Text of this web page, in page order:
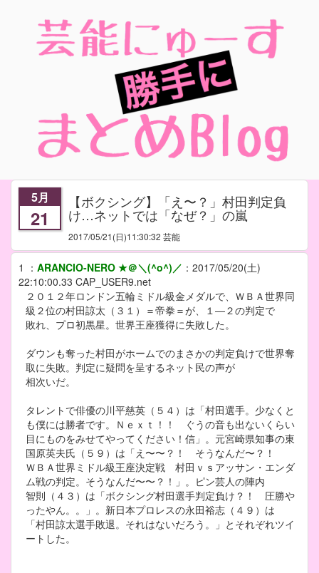
5月
21
【ボクシング】「え〜？」村田判定負
け…ネットでは「なぜ？」の嵐
2017/05/21 (日)11:30:32 芸能
1 ： ARANCIO-NERO ★＠＼(^o^)／ ： 2017/05/20(土)
22:10:00.33 CAP_USER9.net
２０１２年ロンドン五輪ミドル級金メダルで、ＷＢＡ世界同
級２位の村田諒太（３１）＝帝拳＝が、１―２の判定で
敗れ、プロ初黒星。世界王座獲得に失敗した。
ダウンも奪った村田がホームでのまさかの判定負けで世界奪
取に失敗。判定に疑問を呈するネット民の声が
相次いだ。
タレントで俳優の川平慈英（５４）は「村田選手。少なくと
も僕には勝者です。Ｎｅｘｔ！！ ぐうの音も出ないくらい
目にものをみせてやってください！信」。元宮崎県知事の東
国原英夫氏（５９）は「え〜〜？！ そうなんだ〜？！
ＷＢＡ世界ミドル級王座決定戦 村田ｖｓアッサン・エンダ
ム戦の判定。そうなんだ〜〜？！」。ピン芸人の陣内
智則（４３）は「ボクシング村田選手判定負け？！ 圧勝や
ったやん。。」。新日本プロレスの永田裕志（４９）は
「村田諒太選手敗退。それはないだろう。」とそれぞれツイ
ートした。